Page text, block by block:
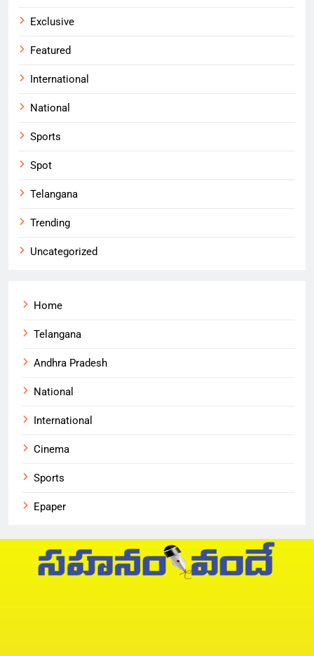
Exclusive
Featured
International
National
Sports
Spot
Telangana
Trending
Uncategorized
Home
Telangana
Andhra Pradesh
National
International
Cinema
Sports
Epaper